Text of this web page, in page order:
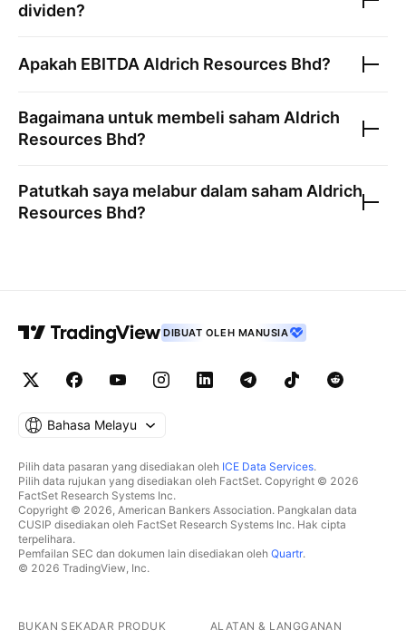
dividen?
Apakah EBITDA Aldrich Resources Bhd?
Bagaimana untuk membeli saham Aldrich
Resources Bhd?
Patutkah saya melabur dalam saham Aldrich
Resources Bhd?
DIBUAT OLEH MANUSIA
Bahasa Melayu
Pilih data pasaran yang disediakan oleh ICE Data Services.
Pilih data rujukan yang disediakan oleh FactSet. Copyright © 2026
FactSet Research Systems Inc.
Copyright © 2026, American Bankers Association. Pangkalan data
CUSIP disediakan oleh FactSet Research Systems Inc. Hak cipta
terpelihara.
Pemfailan SEC dan dokumen lain disediakan oleh Quartr.
© 2026 TradingView, Inc.
BUKAN SEKADAR PRODUK ALATAN & LANGGANAN